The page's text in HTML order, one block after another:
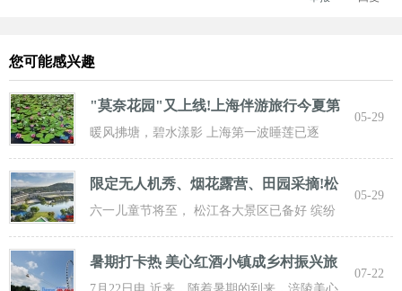
您可能感兴趣
"莫奈花园"又上线!上海伴游旅行今夏第
一波
暖风拂塘，碧水漾影 上海第一波睡莲已逐
步“复苏” 粉白嫣红的花朵浮于水面 趁花期正
05-29
限定无人机秀、烟花露营、田园采摘!松
江遛
六一儿童节将至， 松江各大景区已备好 缤纷
活动与超值福利， 从主题乐土到田园乡野，
05-29
暑期打卡热 美心红酒小镇成乡村振兴旅
07-22